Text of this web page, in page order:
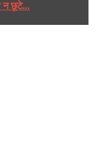
न छूटे...